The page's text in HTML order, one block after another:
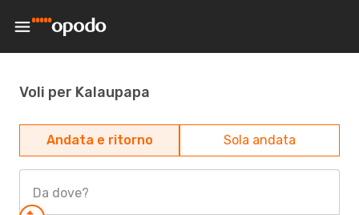
Voli per Kalaupapa
Andata e ritorno Sola andata
Da dove?